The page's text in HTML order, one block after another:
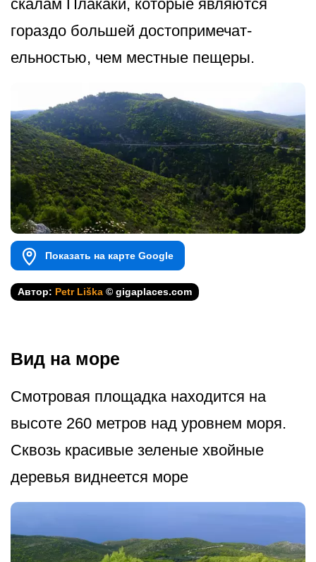
скалам Плакаки, которые являются
гораздо большей достопримечат­
ельностью, чем местные пещеры.
Показать на карте Google
Автор: Petr Liška © gigaplaces.com
Вид на море
Смотровая площадка находится на
высоте 260 метров над уровнем моря.
Сквозь красивые зеленые хвойные
деревья виднеется море